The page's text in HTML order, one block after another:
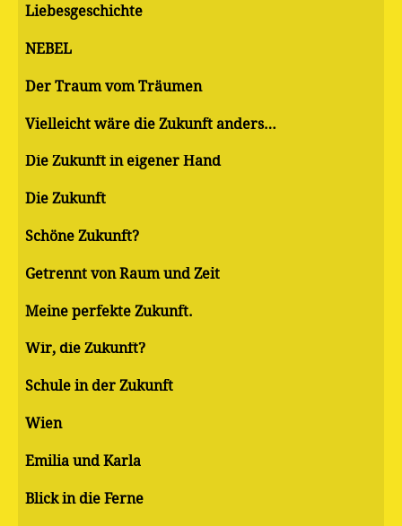
Liebesgeschichte
NEBEL
Der Traum vom Träumen
Vielleicht wäre die Zukunft anders…
Die Zukunft in eigener Hand
Die Zukunft
Schöne Zukunft?
Getrennt von Raum und Zeit
Meine perfekte Zukunft.
Wir, die Zukunft?
Schule in der Zukunft
Wien
Emilia und Karla
Blick in die Ferne